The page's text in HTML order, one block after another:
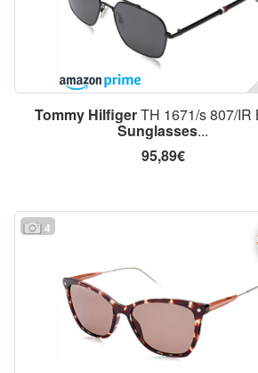
Tommy HilfigerTH 1671/s 807/IR
Sunglasses...
95,89€
4